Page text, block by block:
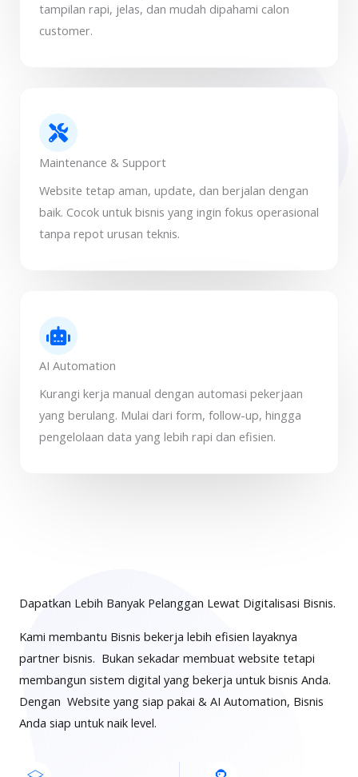
tampilan rapi, jelas, dan mudah dipahami calon
customer.
Maintenance & Support
Website tetap aman, update, dan berjalan dengan
baik. Cocok untuk bisnis yang ingin fokus operasional
tanpa repot urusan teknis.
AI Automation
Kurangi kerja manual dengan automasi pekerjaan
yang berulang. Mulai dari form, follow-up, hingga
pengelolaan data yang lebih rapi dan efisien.
Dapatkan Lebih Banyak Pelanggan Lewat Digitalisasi Bisnis.
Kami membantu Bisnis bekerja lebih efisien layaknya
partner bisnis. Bukan sekadar membuat website tetapi
membangun sistem digital yang bekerja untuk bisnis Anda.
Dengan Website yang siap pakai & AI Automation, Bisnis
Anda siap untuk naik level.